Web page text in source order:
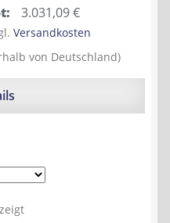
3.031,09€Aktueller
Preis
ist:
Versandkosten
von Deutschland)